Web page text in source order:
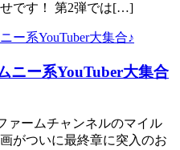
です！ 第2弾では[…]
ー系YouTuber大集合
ァームチャンネルのマイル
がついに最終章に突入のお